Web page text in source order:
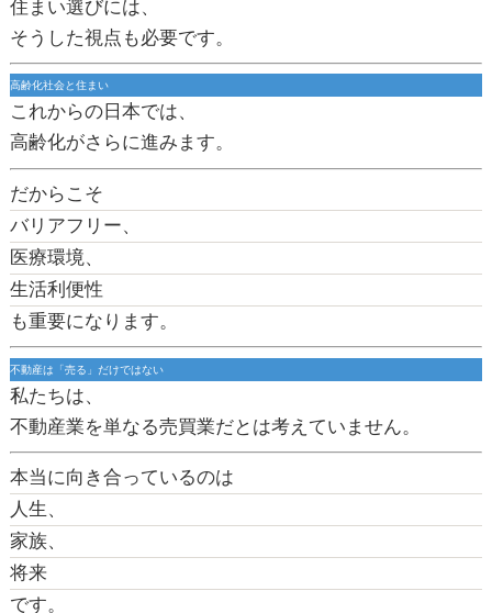
住まい選びには、
そうした視点も必要です。
高齢化社会と住まい
これからの日本では、
高齢化がさらに進みます。
だからこそ
バリアフリー、
医療環境、
生活利便性
も重要になります。
不動産は「売る」だけではない
私たちは、
不動産業を単なる売買業だとは考えていません。
本当に向き合っているのは
人生、
家族、
将来
です。